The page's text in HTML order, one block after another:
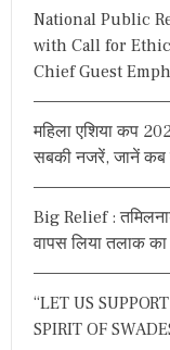
National Public
with Call for
Chief Guest
महिला एशिया कप
सबकी नजरें, जानें कब
Big Relief :
वापस लिया तलाक
“LET US
SPIRIT OF